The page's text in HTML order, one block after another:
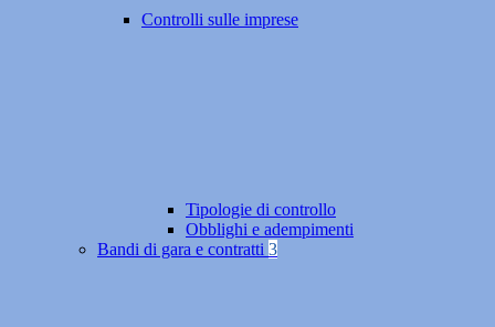
Controlli sulle imprese
Tipologie di controllo
Obblighi e adempimenti
Bandi di gara e contratti 3